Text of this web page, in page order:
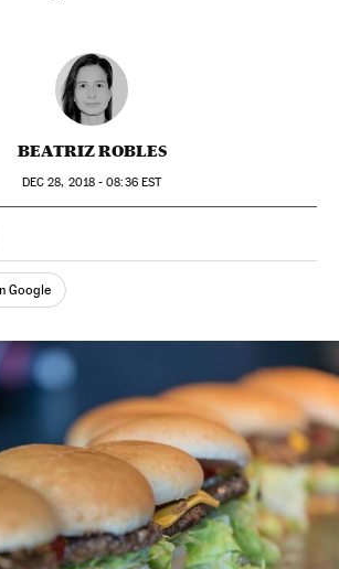
BEATRIZ ROBLES
DEC 28, 2018 - 08:36EST
Facebook
en TwitterRedes Sociales
Google